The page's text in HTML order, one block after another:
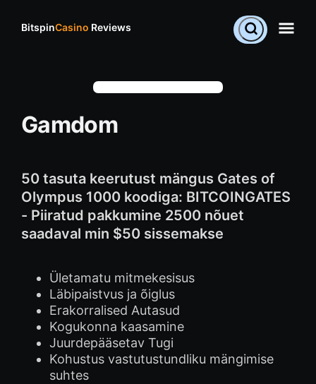
BitspinCasino Reviews
Gamdom
50 tasuta keerutust mängus Gates of
Olympus 1000 koodiga: BITCOINGATES
- Piiratud pakkumine 2500 nõuet
saadaval min $50 sissemakse
Ületamatu mitmekesisus
Läbipaistvus ja õiglus
Erakorralised Autasud
Kogukonna kaasamine
Juurdepääsetav Tugi
Kohustus vastutustundliku mängimise
suhtes